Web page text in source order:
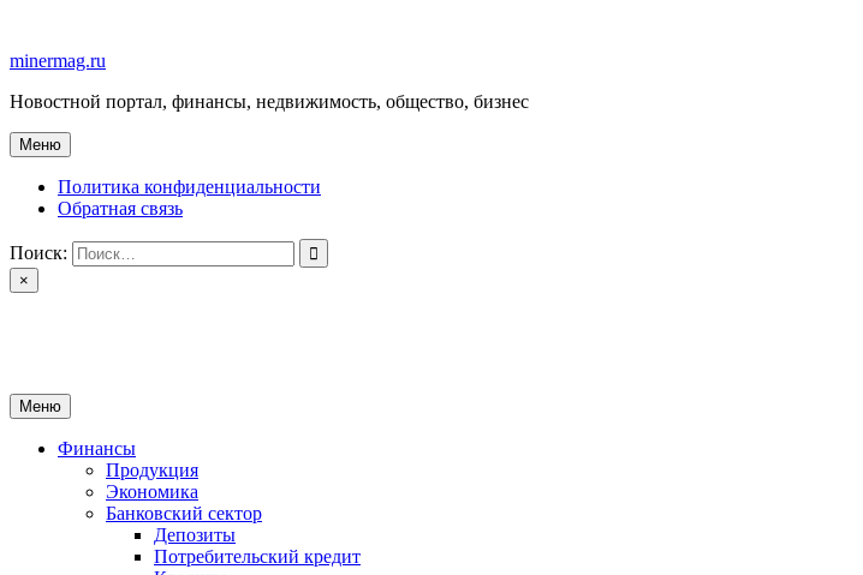
содержимому
minermag.ru
Новостной портал, финансы, недвижимость, общество, бизнес
Меню
Политика конфиденциальности
Обратная связь
Поиск:
×
Меню
Финансы
Продукция
Экономика
Банковский сектор
Депозиты
Потребительский кредит